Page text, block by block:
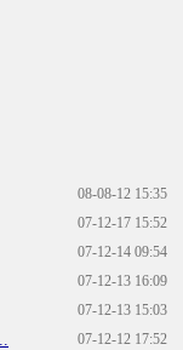
08-08-12 15:35
07-12-17 15:52
07-12-14 09:54
07-12-13 16:09
07-12-13 15:03
07-12-12 17:52